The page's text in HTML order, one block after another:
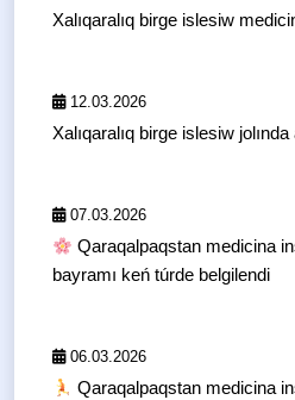
Xalıqaralıq birge islesiw
12.03.2026
Xalıqaralıq birge islesiw
07.03.2026
Qaraqalpaqstan medicina
bayramı keń túrde belgilendi
06.03.2026
Qaraqalpaqstan medicina